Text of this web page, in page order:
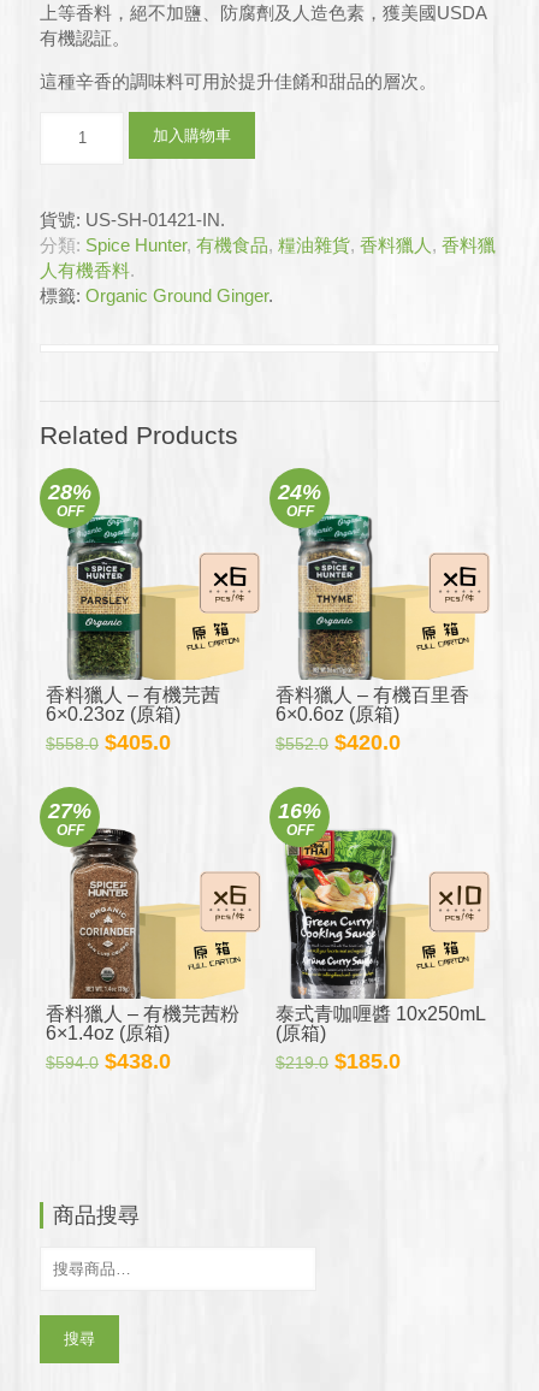
上等香料，絕不加鹽、防腐劑及人造色素，獲美國USDA
有機認証。
這種辛香的調味料可用於提升佳餚和甜品的層次。
–
有
機
生
數
加入購物車
貨號: US-SH-01421-IN.
分類: Spice Hunter, 有機食品, 糧油雜貨, 香料獵人 , 香料獵
人有機香料.
標籤: Organic Ground Ginger.
Related Products
28%
OFF
香料獵人 – 有機芫茜
6×0.23oz (原箱)
$558.0 原
$558.0。
$405.0目
24%
OFF
香料獵人 – 有機百里香
6×0.6oz (原箱)
$552.0 原
$552.0。
$420.0目
27%
OFF
香料獵人 – 有機芫茜粉
6×1.4oz (原箱)
$594.0 原
$438.0目
16%
OFF
泰式青咖喱醬 10x250mL
(原箱)
$219.0 原
$185.0目
商品搜尋
搜尋